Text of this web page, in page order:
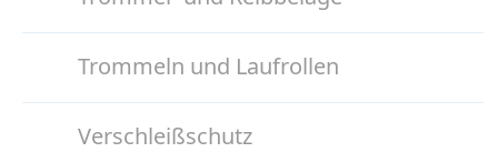
Trommeln und Laufrollen
Verschleißschutz